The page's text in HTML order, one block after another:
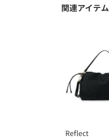
関連アイテム
Reflect